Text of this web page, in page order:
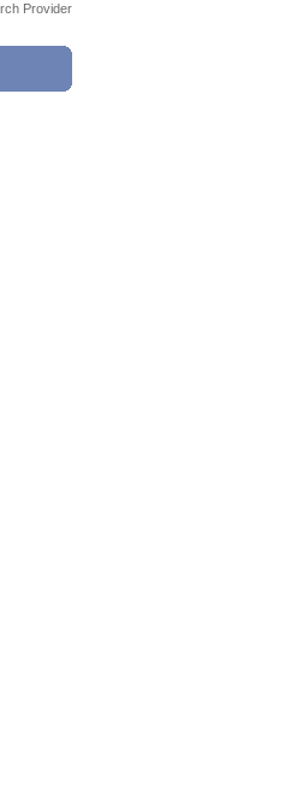
Provider